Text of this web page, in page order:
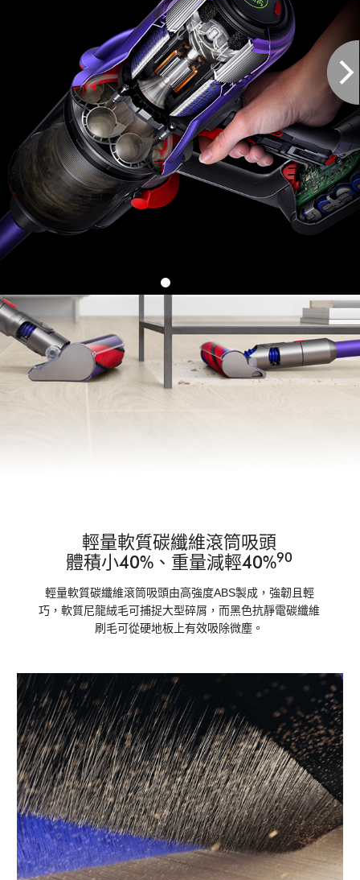
輕量軟質碳纖維滾筒吸頭
體積小40%、重量減輕40%90
輕量軟質碳纖維滾筒吸頭由高強度ABS製成，強韌且輕
巧，軟質尼龍絨毛可捕捉大型碎屑，而黑色抗靜電碳纖維
刷毛可從硬地板上有效吸除微塵。